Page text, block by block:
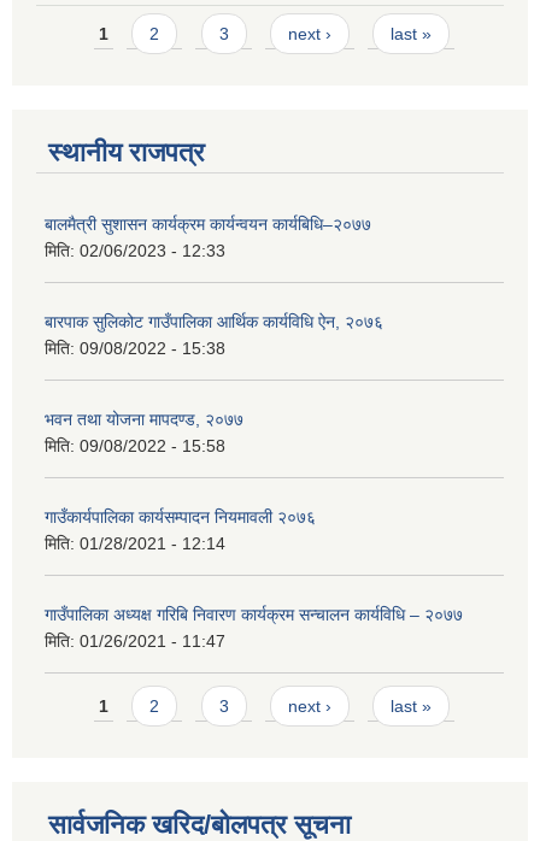
Pages
1 2 3 next › last »
स्थानीय राजपत्र
बालमैत्री सुशासन कार्यक्रम कार्यन्वयन कार्यबिधि–२०७७
मिति: 02/06/2023 - 12:33
बारपाक सुलिकोट गाउँपालिका आर्थिक कार्यविधि ऐन, २०७६
मिति: 09/08/2022 - 15:38
भवन तथा योजना मापदण्ड, २०७७
मिति: 09/08/2022 - 15:58
गाउँकार्यपालिका कार्यसम्पादन नियमावली २०७६
मिति: 01/28/2021 - 12:14
गाउँपालिका अध्यक्ष गरिबि निवारण कार्यक्रम सन्चालन कार्यविधि – २०७७
मिति: 01/26/2021 - 11:47
Pages
1 2 3 next › last »
सार्वजनिक खरिद/बोलपत्र सूचना